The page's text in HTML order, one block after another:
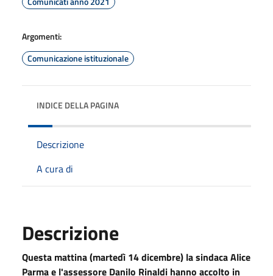
Argomenti:
Comunicazione istituzionale
INDICE DELLA PAGINA
Descrizione
A cura di
Descrizione
Questa mattina (martedì 14 dicembre) la sindaca Alice
Parma e l'assessore Danilo Rinaldi hanno accolto in